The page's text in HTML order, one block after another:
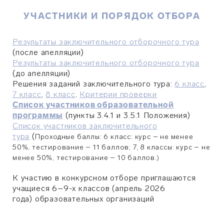
УЧАСТНИКИ И ПОРЯДОК ОТБОРА
Результаты заключительного отборочного тура
(после апелляции)
Результаты заключительного отборочного тура
(до апелляции)
Решения заданий заключительного тура: 6 класс,
7 класс, 8 класс. Критерии проверки
Список участников образовательной
программы (пункты 3.4.1 и 3.5.1 Положения)
Список участников заключительного
тура (Проходные баллы: 6 класс: курс – не менее
50%, тестирование – 11 баллов; 7, 8 классы: курс – не
менее 50%, тестирование – 10 баллов.)
К участию в конкурсном отборе приглашаются
учащиеся 6–9-х классов (апрель 2026
года) образовательных организаций